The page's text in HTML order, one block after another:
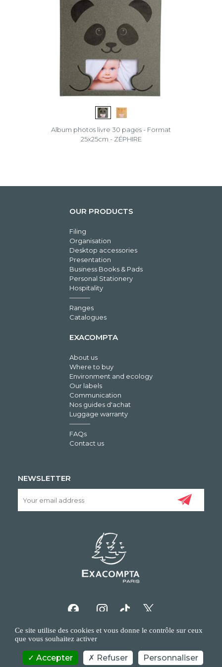
Album photos livre 30 pages - Format
25x25cm - ZÉPHIRE
OUR PRODUCTS
Filing
Organisation
Desktop accessories
Presentation
Business Books & Pads
Personal Stationery
Hospitality
Ranges
Catalogues
EXACOMPTA
About us
Where to buy
Environment and ecology
Our labels
Communication
Nos guides d'achat
Luggage warranty
FAQs
Contact us
NEWSLETTER
COPYRIGHT/IP POLICY PERSONAL DATA POLICY CONTACT US
Ce site utilise des cookies et vous donne le contrôle sur ceux
que vous souhaitez activer
Accepter Refuser Personnaliser